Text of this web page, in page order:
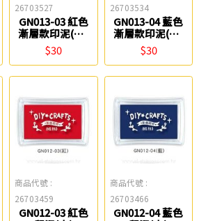
26703527
GN013-03 紅色
漸層款印泥(混)
SEASON
$30
26703534
GN013-04 藍色
漸層款印泥(混)
SEASON
$30
商品代號 :
26703459
GN012-03 紅色
商品代號 :
26703466
GN012-04 藍色